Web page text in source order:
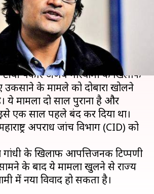
27, 2020 05:51 pm
टीवी पत्रकार अर्णब गोस्वामी के खिलाफ
उकसाने के मामले को दोबारा खोलने
ये मामला दो साल पुराना है और
एक साल पहले बंद कर दिया था।
अपराध जांच विभाग (CID) को
गांधी के खिलाफ आपत्तिजनक टिप्पणी
के बाद ये मामला खुलने से राज्य